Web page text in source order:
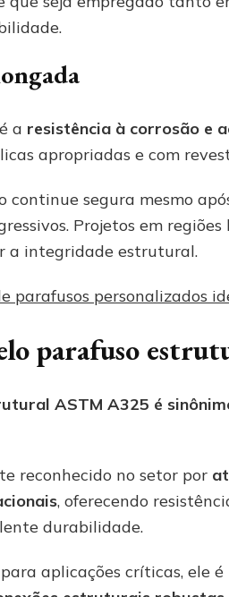
a resistência à corrosão e
apropriadas e com
continue segura mesmo
Projetos em
a integridade estrutural.
parafusos personalizados
parafuso
ASTM A325 é
reconhecido no setor por
, oferecendo
durabilidade.
aplicações críticas, ele é